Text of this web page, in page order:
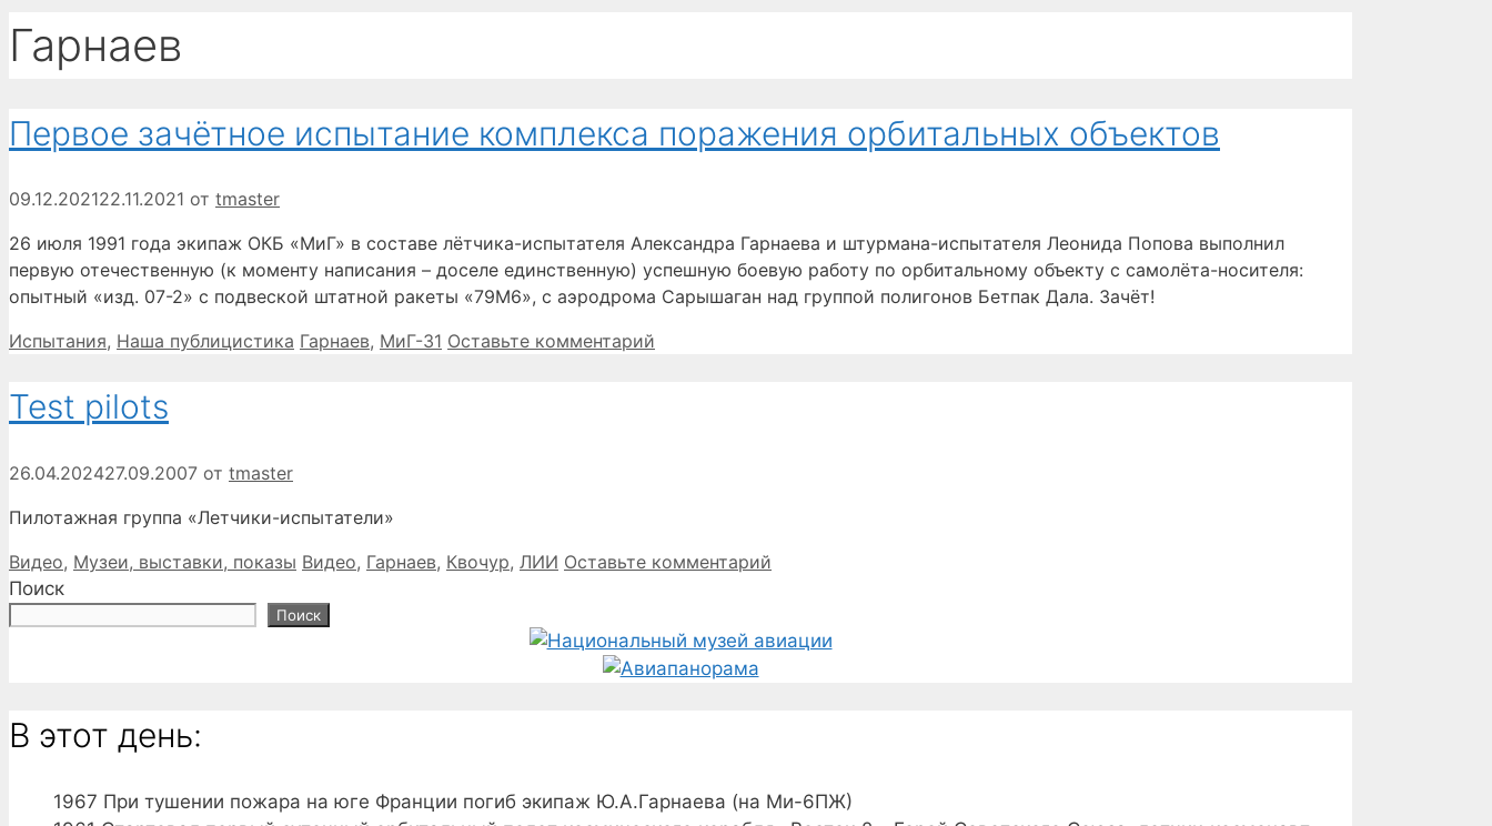
Гарнаев
Первое зачётное испытание комплекса поражения орбитальных объектов
09.12.202122.11.2021 от tmaster
26 июля 1991 года экипаж ОКБ «МиГ» в составе лётчика-испытателя Александра Гарнаева и штурмана-испытателя Леонида Попова выполнил
первую отечественную (к моменту написания – доселе единственную) успешную боевую работу по орбитальному объекту с самолёта-носителя:
опытный «изд. 07-2» с подвеской штатной ракеты «79М6», с аэродрома Сарышаган над группой полигонов Бетпак Дала. Зачёт!
Рубрики
Испытания, Наша публицистика Метки
Гарнаев, МиГ-31 Оставьте комментарий
Test pilots
26.04.202427.09.2007 от tmaster
Пилотажная группа «Летчики-испытатели»
Рубрики
Видео, Музеи, выставки, показы Метки
Видео, Гарнаев, Квочур, ЛИИ Оставьте комментарий
Поиск
Поиск
В этот день:
1967 При тушении пожара на юге Франции погиб экипаж Ю.А.Гарнаева (на Ми-6ПЖ)